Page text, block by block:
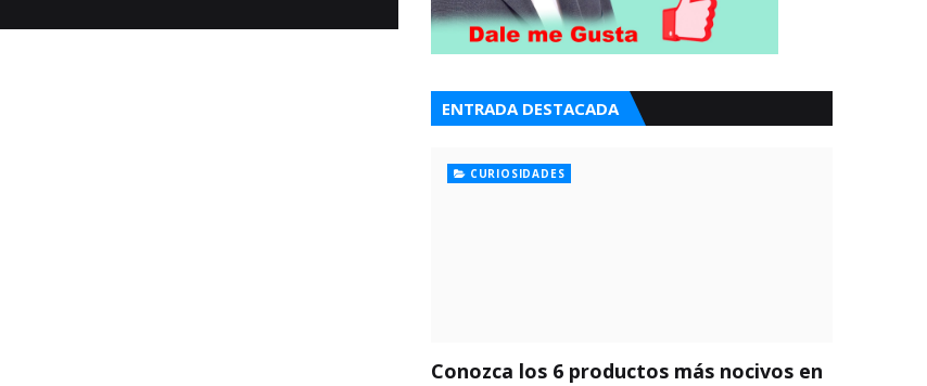
ENTRADA DESTACADA
CURIOSIDADES
Conozca los 6 productos más nocivos en